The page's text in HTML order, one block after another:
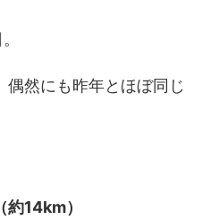
偶然にも昨年とほぼ同じ
14km）